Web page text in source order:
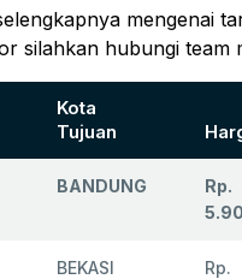
mengenai
silahkan hubungi team
Kota
Tujuan
BANDUNG
Rp.
BEKASI
Rp.